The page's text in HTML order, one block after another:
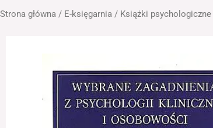
Strona główna / E-księgarnia / Książki psychologiczne